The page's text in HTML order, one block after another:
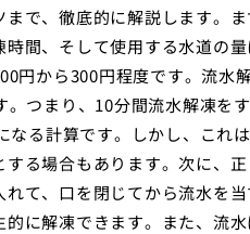
で、徹底的に解説します。
間、そして使用する水道の
円から300円程度です。流水
つまり、10分間流水解凍を
る計算です。しかし、これ
る場合もあります。次に、
て、口を閉じてから流水を
に解凍できます。また、流